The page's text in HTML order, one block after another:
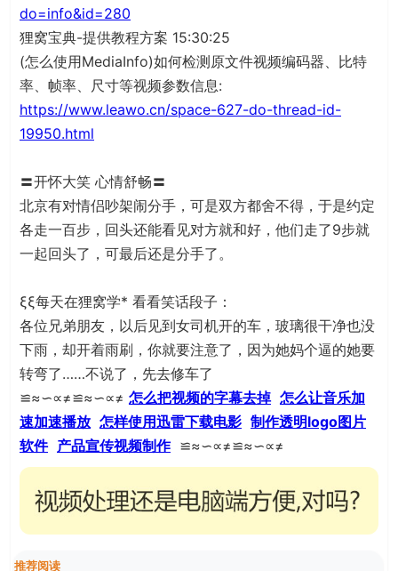
do=info&id=280
狸窝宝典-提供教程方案 15:30:25
(怎么使用MediaInfo)如何检测原文件视频编码器、比特
率、帧率、尺寸等视频参数信息:
https://www.leawo.cn/space-627-do-thread-id-
19950.html
〓开怀大笑 心情舒畅〓
北京有对情侣吵架闹分手，可是双方都舍不得，于是约定
各走一百步，回头还能看见对方就和好，他们走了9步就
一起回头了，可最后还是分手了。
ξξ每天在狸窝学* 看看笑话段子：
各位兄弟朋友，以后见到女司机开的车，玻璃很干净也没
下雨，却开着雨刷，你就要注意了，因为她妈个逼的她要
转弯了……不说了，先去修车了
≌≈∽∝≠≌≈∽∝≠ 怎么把视频的字幕去掉 怎么让音乐加
速加速播放 怎样使用迅雷下载电影 制作透明logo图片
软件 产品宣传视频制作≌≈∽∝≠≌≈∽∝≠
推荐阅读